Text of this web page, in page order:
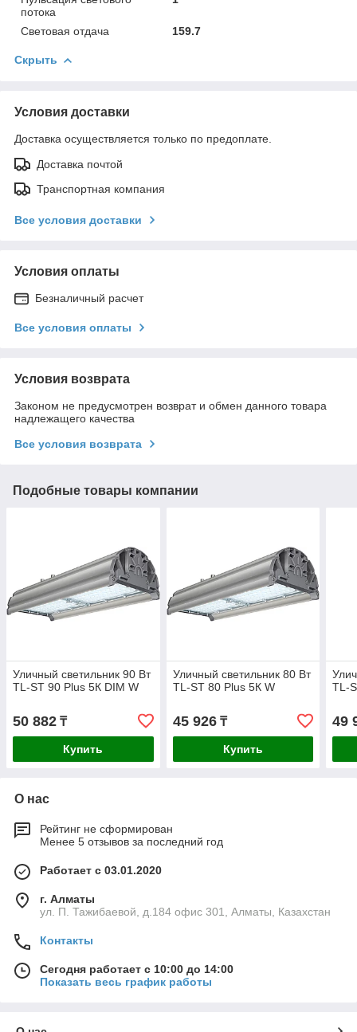
потока
Световая отдача 159.7
Скрыть
Условия доставки
Доставка осуществляется только по предоплате.
Доставка почтой
Транспортная компания
Все условия доставки
Условия оплаты
Безналичный расчет
Все условия оплаты
Условия возврата
Законом не предусмотрен возврат и обмен данного товара
надлежащего качества
Все условия возврата
Подобные товары компании
Уличный светильник 90 Вт
TL-ST 90 Plus 5К DIM W
50 882 ₸
Купить
Уличный светильник 80 Вт
TL-ST 80 Plus 5К W
45 926₸
Купить
TL-
49
О нас
Рейтинг не сформирован
Менее 5 отзывов за последний год
Работает с 03.01.2020
г. Алматы
ул. П. Тажибаевой, д.184 офис 301, Алматы, Казахстан
Контакты
Сегодня работает с 10:00 до 14:00
Показать весь график работы